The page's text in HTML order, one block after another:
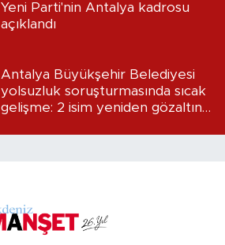
Yeni Parti'nin Antalya kadrosu
açıklandı
Antalya Büyükşehir Belediyesi
yolsuzluk soruşturmasında sıcak
gelişme: 2 isim yeniden gözaltına